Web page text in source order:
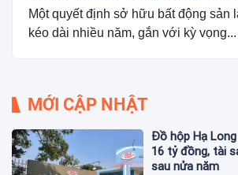
Một quyết định sở hữu bất động sản
kéo dài nhiều năm, gắn với kỳ vọng...
MỚI CẬP NHẬT
Đồ hộp Hạ
16 tỷ đồng, tài
sau nửa năm